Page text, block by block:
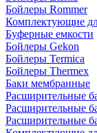
Бойлеры Rommer
Комплектующие
Буферные емкости
Бойлеры Gekon
Бойлеры Termica
Бойлеры Thermex
Баки мембранные
Расширительные
Расширительные
Расширительные